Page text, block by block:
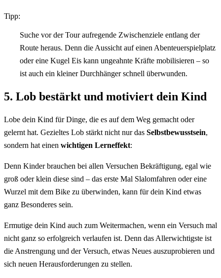
Tipp:
Suche vor der Tour aufregende Zwischenziele entlang der
Route heraus. Denn die Aussicht auf einen Abenteuerspielplatz
oder eine Kugel Eis kann ungeahnte Kräfte mobilisieren – so
ist auch ein kleiner Durchhänger schnell überwunden.
5. Lob bestärkt und motiviert dein Kind
Lobe dein Kind für Dinge, die es auf dem Weg gemacht oder
gelernt hat. Gezieltes Lob stärkt nicht nur das Selbstbewusstsein,
sondern hat einen wichtigen Lerneffekt:
Denn Kinder brauchen bei allen Versuchen Bekräftigung, egal wie
groß oder klein diese sind – das erste Mal Slalomfahren oder eine
Wurzel mit dem Bike zu überwinden, kann für dein Kind etwas
ganz Besonderes sein.
Ermutige dein Kind auch zum Weitermachen, wenn ein Versuch mal
nicht ganz so erfolgreich verlaufen ist. Denn das Allerwichtigste ist
die Anstrengung und der Versuch, etwas Neues auszuprobieren und
sich neuen Herausforderungen zu stellen.